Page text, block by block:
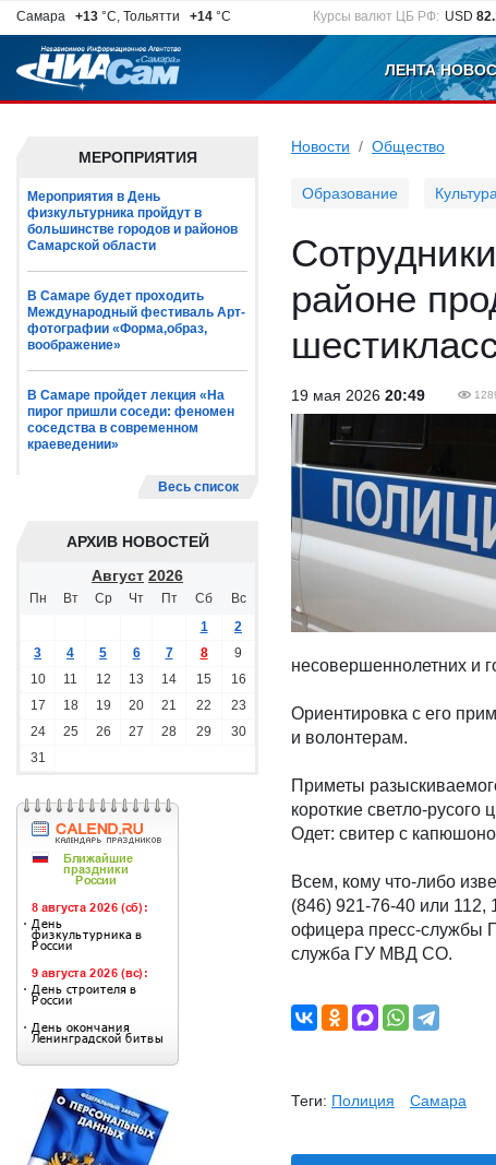
Самара +13 °C, Тольятти +14 °C Курсы валют ЦБ РФ: USD
ЛЕНТА
МЕРОПРИЯТИЯ
Мероприятия в День
физкультурника пройдут в
большинстве городов и районов
Самарской области
В Самаре будет проходить
Международный фестиваль Арт-
фотографии «Форма,образ,
воображение»
В Самаре пройдет лекция «На
пирог пришли соседи: феномен
соседства в современном
краеведении»
Весь список
АРХИВ НОВОСТЕЙ
Август 2026
Пн Вт Ср Чт Пт Сб
Вс
1
2
3
4 5 6 7 8
9
10
11 12 13 14 15
16
17
18 19 20 21 22
23
24
25 26 27 28 29
30
31
Новости Общество
Образование Культура
районе
19 мая 2026 20:49
несовершеннолетних и
Ориентировка с его
и волонтерам.
Приметы
короткие светло-русого
Одет: свитер с
Всем, кому что-либо
(846) 921-76-40 или
офицера пресс-службы
служба ГУ МВД СО.
Теги: Полиция Самара